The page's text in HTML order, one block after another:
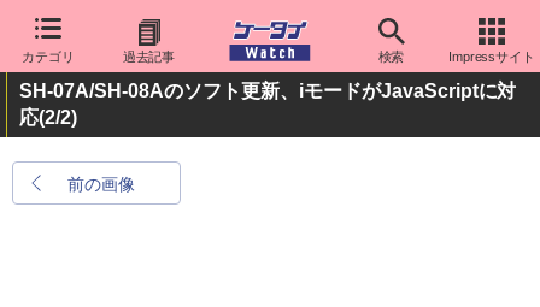
カテゴリ 過去記事 検索 Impressサイト
SH-07A/SH-08Aのソフト更新、iモードがJavaScriptに対
応(2/2)
前の画像